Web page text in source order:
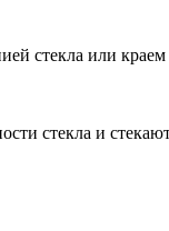
стекла или
стекла и стекают,